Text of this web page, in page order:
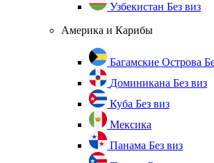
Узбекистан Без виз
Америка и Карибы
Багамские Острова
Доминикана Без виз
Куба Без виз
Мексика
Панама Без виз